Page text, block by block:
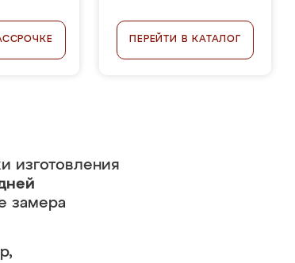
ПЕРЕЙТИ В КАТАЛОГ
изготовления
замера